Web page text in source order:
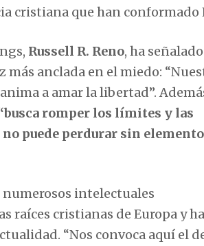
cristiana que han conformado
Russell R. Reno, ha
anclada en el miedo:
a amar la libertad”.
romper los límites y las
puede perdurar sin
numerosos intelectuales
raíces cristianas de Europa y
“Nos convoca aquí el